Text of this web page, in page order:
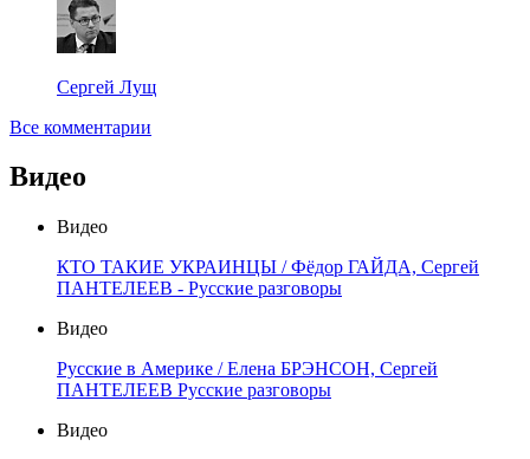
Сергей Лущ
Все комментарии
Видео
Видео
КТО ТАКИЕ УКРАИНЦЫ / Фёдор ГАЙДА, Сергей
ПАНТЕЛЕЕВ - Русские разговоры
Видео
Русские в Америке / Елена БРЭНСОН, Сергей
ПАНТЕЛЕЕВ Русские разговоры
Видео